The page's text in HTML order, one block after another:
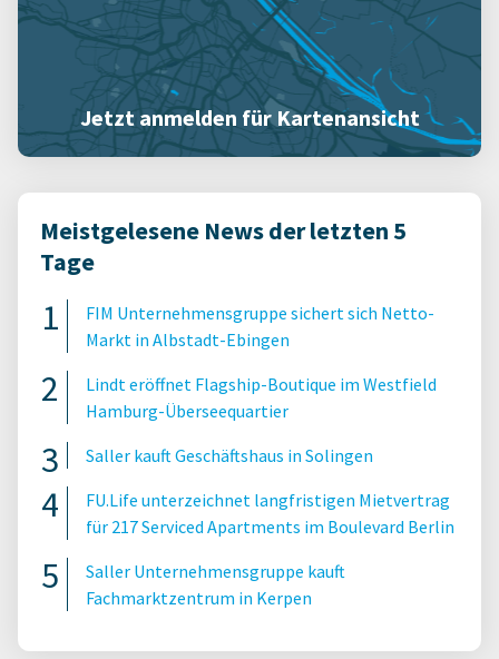
Jetzt anmelden für Kartenansicht
Meistgelesene News der letzten 5
Tage
FIM Unternehmensgruppe sichert sich Netto-
Markt in Albstadt-Ebingen
Lindt eröffnet Flagship-Boutique im Westfield
Hamburg-Überseequartier
Saller kauft Geschäftshaus in Solingen
FU.Life unterzeichnet langfristigen Mietvertrag
für 217 Serviced Apartments im Boulevard Berlin
Saller Unternehmensgruppe kauft
Fachmarktzentrum in Kerpen